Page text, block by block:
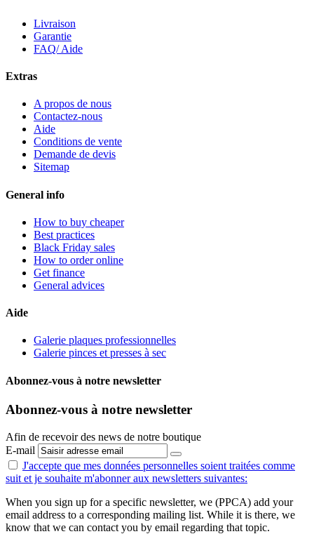
Livraison
Garantie
FAQ/ Aide
Extras
A propos de nous
Contactez-nous
Aide
Conditions de vente
Demande de devis
Sitemap
General info
How to buy cheaper
Best practices
Black Friday sales
How to order online
Get finance
General advices
Aide
Galerie plaques professionnelles
Galerie pinces et presses à sec
Abonnez-vous à notre newsletter
Abonnez-vous à notre newsletter
Afin de recevoir des news de notre boutique
E-mail
J'accepte que mes données personnelles soient traitées comme
suit et je souhaite m'abonner aux newsletters suivantes:
When you sign up for a specific newsletter, we (PPCA) add your
email address to a corresponding mailing list. While it is there, we
know that we can contact you by email regarding that topic.